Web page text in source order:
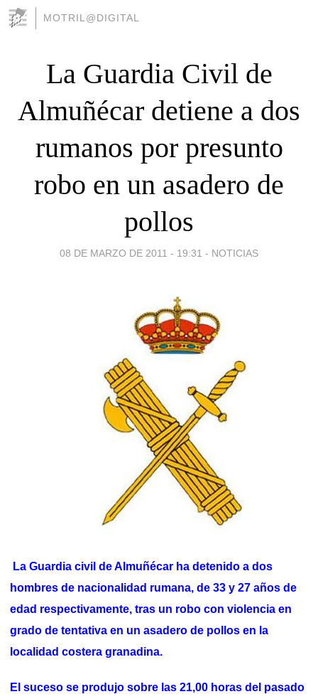
MOTRIL@DIGITAL
La Guardia Civil de
Almuñécar detiene a dos
rumanos por presunto
robo en un asadero de
pollos
08 DE MARZO DE 2011 - 19:31 - NOTICIAS
La Guardia civil de Almuñécar ha detenido a dos
hombres de nacionalidad rumana, de 33 y 27 años de
edad respectivamente, tras un robo con violencia en
grado de tentativa en un asadero de pollos en la
localidad costera granadina.
El suceso se produjo sobre las 21,00 horas del pasado